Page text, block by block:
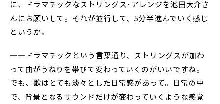
に、ドラマチックなストリングス･アレンジを池田大介さ
んにお願いして。それが並行して、5分半進んでいく感じ
というか。
──ドラマチックという言葉通り、ストリングスが加わ
って曲がうねりを帯びて変わっていくのがいいですね。
でも、歌はとても淡々とした日常感があって。日常の中
で、背景となるサウンドだけが変わっていくような感覚